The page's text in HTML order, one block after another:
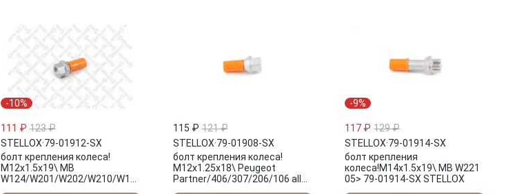
-10%
111 ₽ 123 ₽
STELLOX·79-01912-SX
болт крепления колеса!
M12x1.5x19\ MB
W124/W201/W202/W210/W123/W126/R129/R170
115 ₽ 121 ₽
STELLOX·79-01908-SX
болт крепления колеса!
М12x1.25х18\ Peugeot
Partner/406/307/206/106 all
-9%
117 ₽ 129 ₽
STELLOX·79-01914-SX
болт крепления
колеса!M14x1.5x19\ MB W221
05> 79-01914-SX STELLOX